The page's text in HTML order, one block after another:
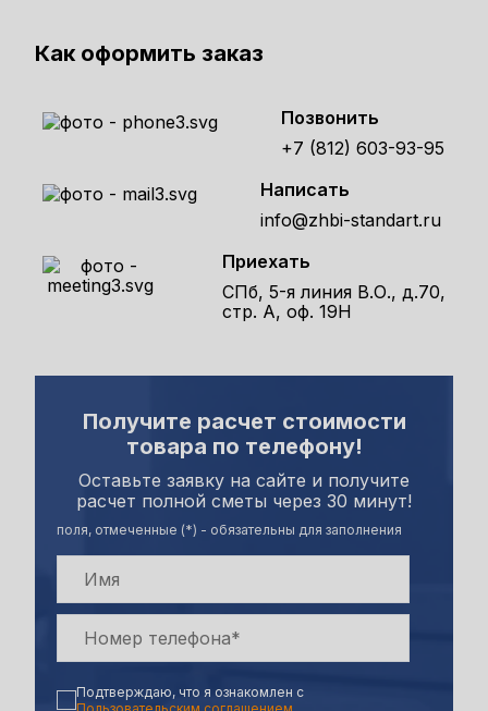
Как оформить заказ
Позвонить
+7 (812) 603-93-95
Написать
info@zhbi-standart.ru
Приехать
СПб, 5-я линия В.О., д.70,
стр. А, оф. 19Н
Получите расчет стоимости
товара по телефону!
Оставьте заявку на сайте и получите
расчет полной сметы через 30 минут!
поля, отмеченные (*) - обязательны для заполнения
Подтверждаю, что я ознакомлен с